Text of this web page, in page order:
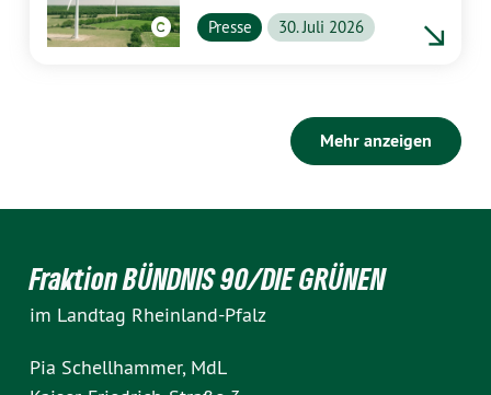
profitieren
Presse 30. Juli 2026
Mehr anzeigen
Fraktion BÜNDNIS 90/DIE GRÜNEN
im Landtag Rheinland-Pfalz
Pia Schellhammer, MdL